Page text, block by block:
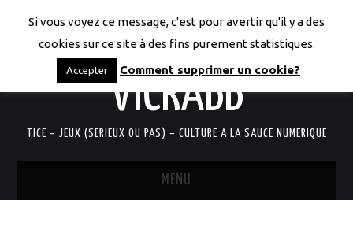
LES CODICES DE
VICRABB
TICE – JEUX (SERIEUX OU PAS) – CULTURE A LA SAUCE NUMERIQUE
MENU
Si vous voyez ce message, c'est pour avertir qu'il y a des
cookies sur ce site à des fins purement statistiques.
Accepter Comment supprimer un cookie?